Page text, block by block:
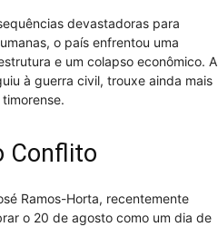
devastadoras para
o país enfrentou uma
e um colapso econômico. A
à guerra civil, trouxe ainda mais
Conflito
Ramos-Horta, recentemente
o 20 de agosto como um dia de